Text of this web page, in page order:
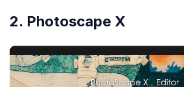
2. Photoscape X